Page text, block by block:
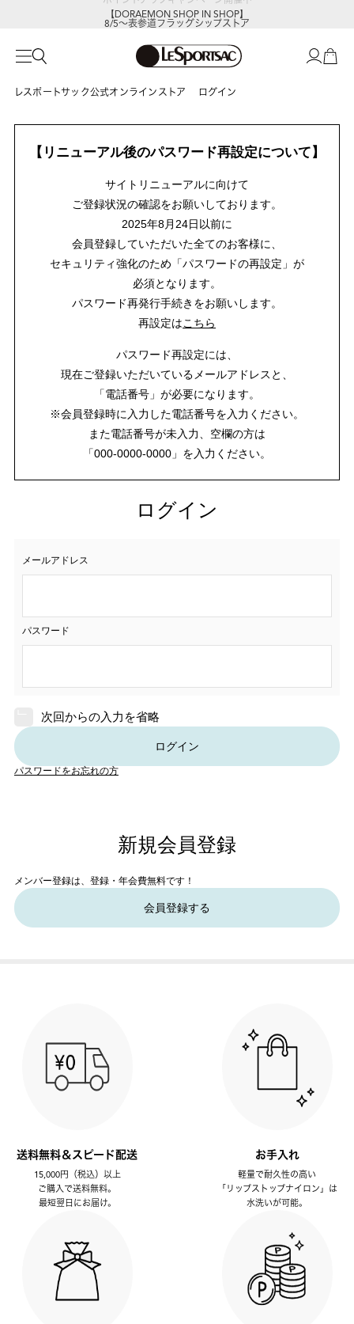
【DORAEMON SHOP IN SHOP】
8/5～表参道フラッグシップストア
レスポートサック公式オンラインストア ログイン
【リニューアル後のパスワード再設定について】
サイトリニューアルに向けて
ご登録状況の確認をお願いしております。
2025年8月24日以前に
会員登録していただいた全てのお客様に、
セキュリティ強化のため「パスワードの再設定」が
必須となります。
パスワード再発行手続きをお願いします。
再設定はこちら
パスワード再設定には、
現在ご登録いただいているメールアドレスと、
「電話番号」が必要になります。
※会員登録時に入力した電話番号を入力ください。
また電話番号が未入力、空欄の方は
「000-0000-0000」を入力ください。
ログイン
メールアドレス
パスワード
次回からの入力を省略
ログイン
パスワードをお忘れの方
新規会員登録
メンバー登録は、登録・年会費無料です！
会員登録する
送料無料＆スピード配送
15,000円（税込）以上
ご購入で送料無料。
最短翌日にお届け。
お手入れ
軽量で耐久性の高い
「リップストップナイロン」は
水洗いが可能。